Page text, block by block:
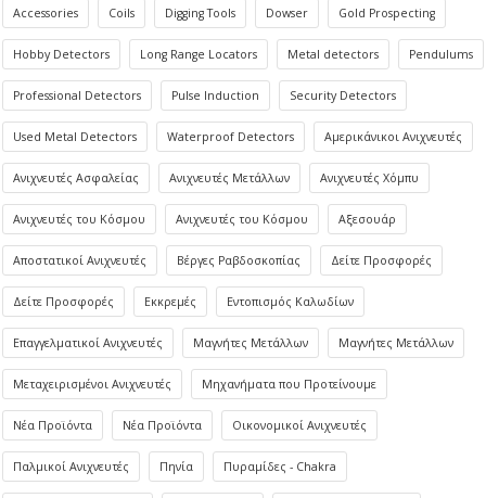
Accessories Coils Digging Tools Dowser Gold Prospecting
Hobby Detectors Long Range Locators Metal detectors Pendulums
Professional Detectors Pulse Induction Security Detectors
Used Metal Detectors Waterproof Detectors Αμερικάνικοι Ανιχνευτές
Ανιχνευτές Ασφαλείας Ανιχνευτές Μετάλλων Ανιχνευτές Χόμπυ
Ανιχνευτές του Κόσμου Ανιχνευτές του Κόσμου Αξεσουάρ
Αποστατικοί Ανιχνευτές Βέργες Ραβδοσκοπίας Δείτε Προσφορές
Δείτε Προσφορές Εκκρεμές Εντοπισμός Καλωδίων
Επαγγελματικοί Ανιχνευτές Μαγνήτες Μετάλλων Μαγνήτες Μετάλλων
Μεταχειρισμένοι Ανιχνευτές Μηχανήματα που Προτείνουμε
Νέα Προϊόντα Νέα Προϊόντα Οικονομικοί Ανιχνευτές
Παλμικοί Ανιχνευτές Πηνία Πυραμίδες - Chakra